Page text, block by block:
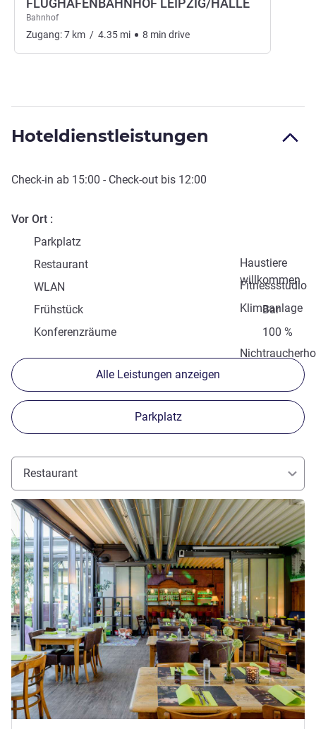
FLUGHAFENBAHNHOF LEIPZIG/HALLE
Bahnhof
Zugang:7 km / 4.35 mi 8 min drive
Hoteldienstleistungen
Check-in ab 15:00 - Check-out bis 12:00
Vor Ort
Parkplatz
Haustiere
willkommen
Restaurant
Fitnessstudio
WLAN
Klimaanlage
Frühstück
Bar
Konferenzräume
100 %
Alle Leistungen anzeigen
Parkplatz
Restaurant
Details ansehen